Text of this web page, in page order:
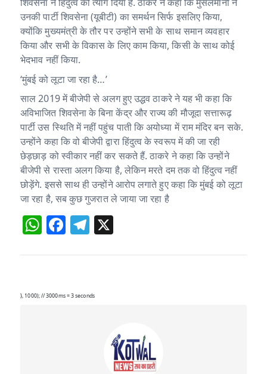
उनकी पार्टी शिवसेना (यूबीटी) का समर्थन सिर्फ इसलिए किया,
क्योंकि मुख्यमंत्री के तौर पर उन्होंने सभी के साथ समान व्यवहार
किया और सभी के विकास के लिए काम किया, किसी के साथ कोई
भेदभाव नहीं किया.
‘मुंबई को लूटा जा रहा है…’
साल 2019 में बीजेपी से अलग हुए उद्धव ठाकरे ने यह भी कहा कि
अविभाजित शिवसेना के बिना केंद्र और राज्य की मौजूदा सत्तारूढ़
पार्टी उस स्थिति में नहीं पहुंच पाती कि अयोध्या में राम मंदिर बन सके.
उन्होंने कहा कि वो बीजेपी द्वारा हिंदुत्व के स्वरूप में की जा रही
छेड़छाड़ को स्वीकार नहीं कर सकते हैं. ठाकरे ने कहा कि उन्होंने
बीजेपी से रास्ता अलग किया है, लेकिन मरते दम तक वो हिंदुत्व नहीं
छोड़ेंगे. इससे साथ ही उन्होंने आरोप लगाते हुए कहा कि मुंबई को लूटा
जा रहा है, सब कुछ गुजरात ले जाया जा रहा है
W
at
A
F
c
b
T
e
ra
}, 1000); // 3000ms = 3 seconds